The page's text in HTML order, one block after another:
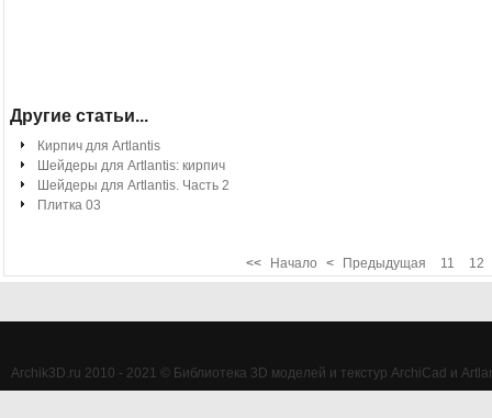
Другие статьи...
Кирпич для Artlantis
Шейдеры для Artlantis: кирпич
Шейдеры для Artlantis. Часть 2
Плитка 03
<< Начало < Предыдущая 11 12
Archik3D.ru 2010 - 2021 © Библиотека 3D моделей и текстур ArchiCad и